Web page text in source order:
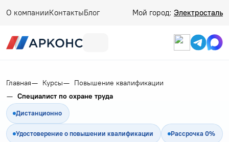
О компанииКонтактыБлог Мой город: Электросталь
Главная Курсы
Повышение квалификации
Специалист по охране труда
Дистанционно
Удостоверение о повышении квалификации Рассрочка 0%